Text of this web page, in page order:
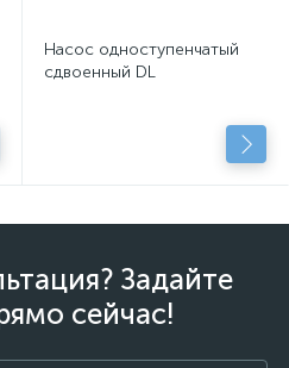
Насос одноступенчатый
сдвоенный DL
Задайте
сейчас!